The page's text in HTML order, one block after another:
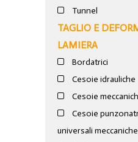
Tunnel
TAGLIO E
LAMIERA
Bordatrici
Cesoie idrauliche
Cesoie
Cesoie
universali